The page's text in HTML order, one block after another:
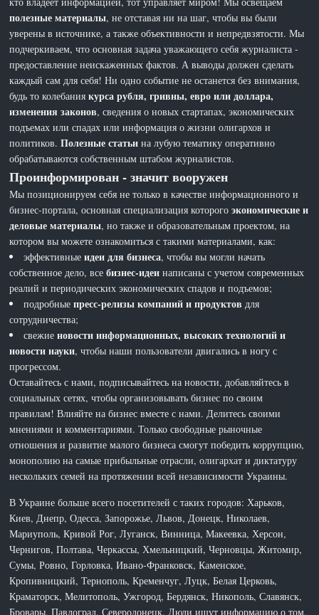
полезные материалы, не отставая ни на шаг, чтобы вы были
уверены в источнике, а также объективности и непредвзятости. Мы
подчеркиваем, что основная задача уважающего себя журналиста -
предоставление неискаженных фактов. А выводы должен сделать
каждый сам для себя! Ни одно событие не останется без внимания,
будь то колебаниякурса рубля, гривны, евро или доллара,
изменения законов, сведения о новых стартапах, экономических
подъемах или спадах или информация о жизни олигархов и
политиков.Полезные статьи на лубую тематику оперативно
обрабатываются собственным штабом журналистов.
Проинформирован - значит вооружен
Мы позиционируем себя не только в качестве информационного и
бизнес-портала, основная специализация которогоэкономические и
деловые материалы, но также и образовательным проектом, на
котором вы можете ознакомиться с такими материалами, как:
эффективныеидеи для бизнеса, чтобы вы могли начать
собственное дело, всебизнес-идеи написаны с учетом современных
реалий и периодических экономических спадов и подъемов;
подробныепресс-релизы компаний и продуктов для
сотрудничества;
свежиеновости информационных, высоких технологий и
новости науки, чтобы наши пользователи двигались в ногу с
прогрессом.
Оставайтесь с нами, подписывайтесь на новости, добавляйтесь в
социальных сетях, чтобы организовывать бизнес по своим
правилам! Влияйте на бизнес вместе с нами. Делитесь своими
мнениями и комментариями. Только свободные рыночные
отношения и развитие малого бизнеса смогут победить коррупцию,
монополию на самые прибыльные отрасли, олигархат и диктатуру
нескольких семей на протяжении всей независимости Украины.
В Украине больше всего посетителей с таких городов: Харьков,
Киев, Днепр, Одесса, Запорожье, Львов, Донецк, Николаев,
Мариуполь, Кривой Рог, Луганск, Винница, Макеевка, Херсон,
Чернигов, Полтава, Черкассы, Хмельницкий, Черновцы, Житомир,
Сумы, Ровно, Горловка, Ивано-Франковск, Каменское,
Кропивницкий, Тернополь, Кременчуг, Луцк, Белая Церковь,
Краматорск, Мелитополь, Ужгород, Бердянск, Никополь, Славянск,
Бровары, Павлоград, Северодонецк. Люди ищут информацию о том,